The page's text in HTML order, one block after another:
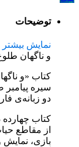
توضیحات
نمایش بیشتر
و ناگهان
کتاب «و
سیره پیامبر
دو زبانه‌ی
کتاب
از مقاطع
بازی،